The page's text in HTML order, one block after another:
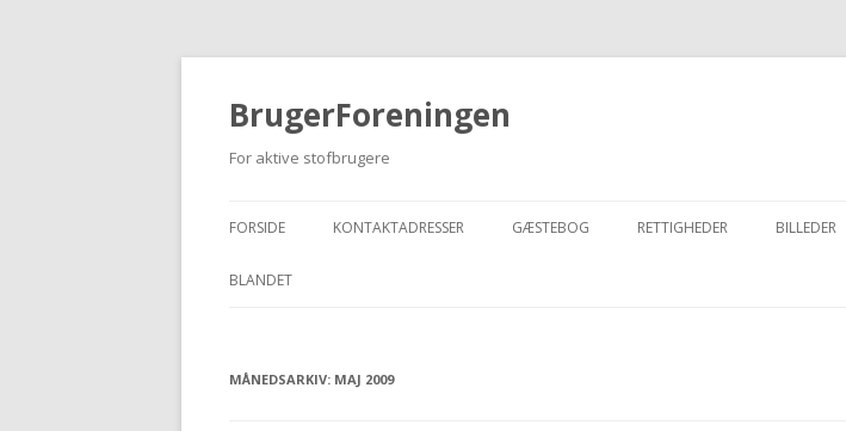
BrugerForeningen
For aktive stofbrugere
FORSIDE KONTAKTADRESSER GÆSTEBOG RETTIGHEDER BILLEDER
BLANDET
MÅNEDSARKIV: MAJ 2009